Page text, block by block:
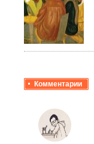
Комментарии